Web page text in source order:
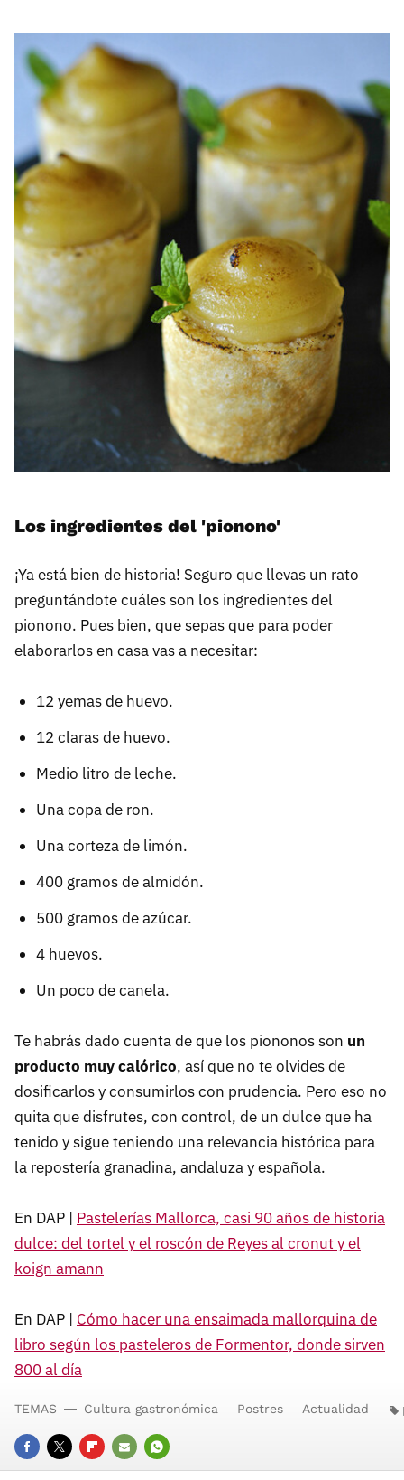
Los ingredientes del 'pionono'
¡Ya está bien de historia! Seguro que llevas un rato
preguntándote cuáles son los ingredientes del
pionono. Pues bien, que sepas que para poder
elaborarlos en casa vas a necesitar:
12 yemas de huevo.
12 claras de huevo.
Medio litro de leche.
Una copa de ron.
Una corteza de limón.
400 gramos de almidón.
500 gramos de azúcar.
4 huevos.
Un poco de canela.
Te habrás dado cuenta de que los piononos son un
producto muy calórico, así que no te olvides de
dosificarlos y consumirlos con prudencia. Pero eso no
quita que disfrutes, con control, de un dulce que ha
tenido y sigue teniendo una relevancia histórica para
la repostería granadina, andaluza y española.
En DAP | Pastelerías Mallorca, casi 90 años de historia
dulce: del tortel y el roscón de Reyes al cronut y el
koign amann
En DAP | Cómo hacer una ensaimada mallorquina de
libro según los pasteleros de Formentor, donde sirven
800 al día
FACEBOOK
TWITTERFLIPBOARD
E-
WHATSAPP
TEMAS Cultura gastronómica Postres Actualidad